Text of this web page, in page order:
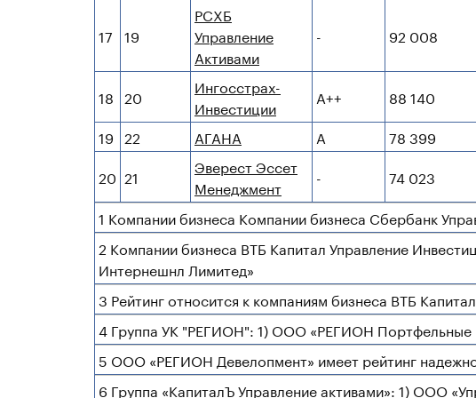
17 19
РСХБ
Управление
Активами
- 92 008
18 20
Ингосстрах-
Инвестиции
А++ 88 140
19 22 АГАНА А 78 399
20 21
Эверест Эссет
Менеджмент
- 74 023
1 Компании бизнеса Компании бизнеса Сбербанк
2 Компании бизнеса ВТБ Капитал Управление
Интернешнл Лимитед»
3 Рейтинг относится к компаниям бизнеса ВТБ
4 Группа УК "РЕГИОН": 1) ООО «РЕГИОН
5 ООО «РЕГИОН Девелопмент» имеет рейтинг
6 Группа «КапиталЪ Управление активами»: 1) ООО